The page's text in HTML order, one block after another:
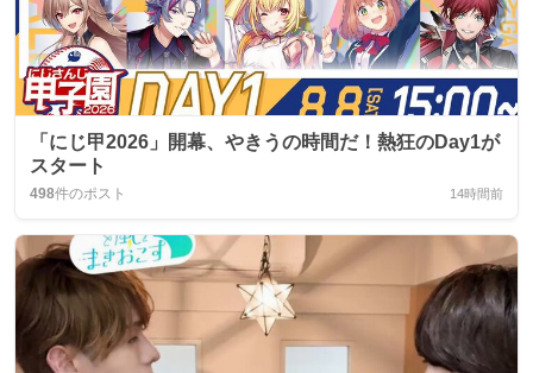
「にじ甲2026」開幕、やきうの時間だ！熱狂のDay1が
スタート
498件のポスト 14時間前